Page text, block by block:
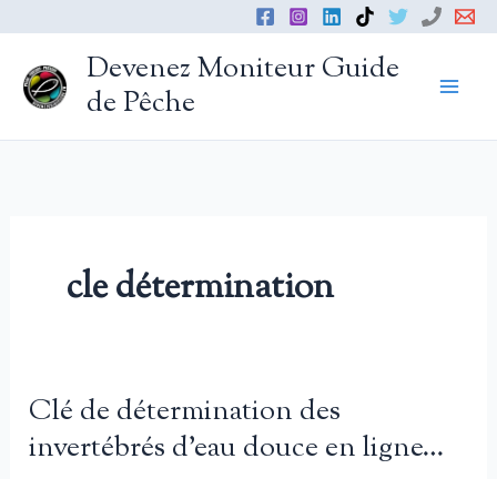
contenu
Devenez Moniteur Guide
de Pêche
cle détermination
Clé de détermination des
invertébrés d’eau douce en ligne…